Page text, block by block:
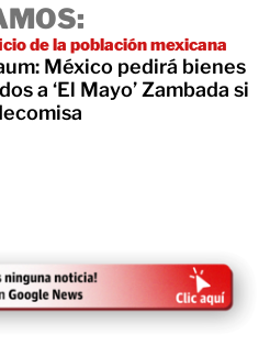
de la población mexicana
México pedirá bienes
a ‘El Mayo’ Zambada si